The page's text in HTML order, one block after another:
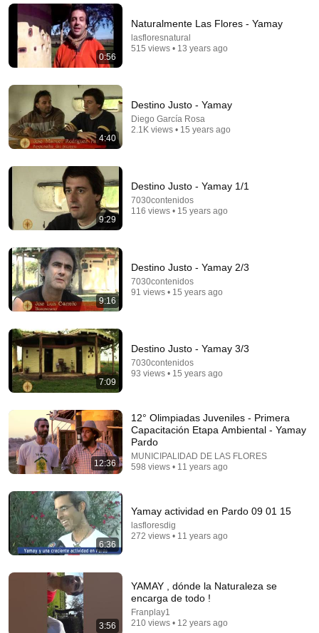
Watch his reaction when he’s told he’s a GOOD BOY
for the first time 🥹
10:32
When Celebrities Couldn't Handle Clint Eastwood
ZERO Filter!
KindreD • 788K views
0:56
Naturalmente Las Flores - Yamay
lasfloresnatural
515 views • 13 years ago
4:40
Destino Justo - Yamay
Diego García Rosa
2.1K views • 15 years ago
9:29
Destino Justo - Yamay 1/1
7030contenidos
116 views • 15 years ago
9:16
Destino Justo - Yamay 2/3
7030contenidos
91 views • 15 years ago
7:09
Destino Justo - Yamay 3/3
7030contenidos
93 views • 15 years ago
12:36
12° Olimpiadas Juveniles - Primera
Capacitación Etapa Ambiental - Yamay
Pardo
MUNICIPALIDAD DE LAS FLORES
598 views • 11 years ago
6:36
Yamay actividad en Pardo 09 01 15
lasfloresdig
272 views • 11 years ago
3:56
YAMAY , dónde la Naturaleza se
encarga de todo !
Franplay1
210 views • 12 years ago